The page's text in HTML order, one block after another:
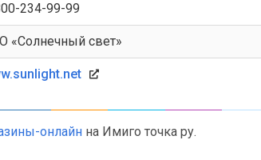
234-99-99
«Солнечный свет»
онлайн на Имиго точка ру.